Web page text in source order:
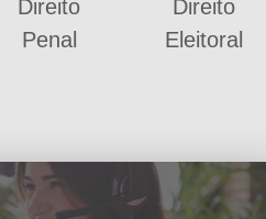
Direito
Penal
Direito
Eleitoral